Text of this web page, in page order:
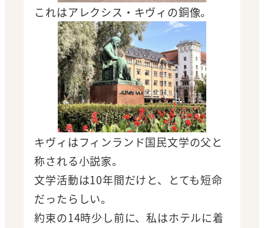
これはアレクシス・キヴィの銅像。
キヴィはフィンランド国民文学の父と
称される小説家。
文学活動は10年間だけと、とても短命
だったらしい。
約束の14時少し前に、私はホテルに着